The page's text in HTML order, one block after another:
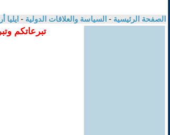
الصفحة الرئيسية - السياسة والعلاقات الدولية -
تبرعاتكم